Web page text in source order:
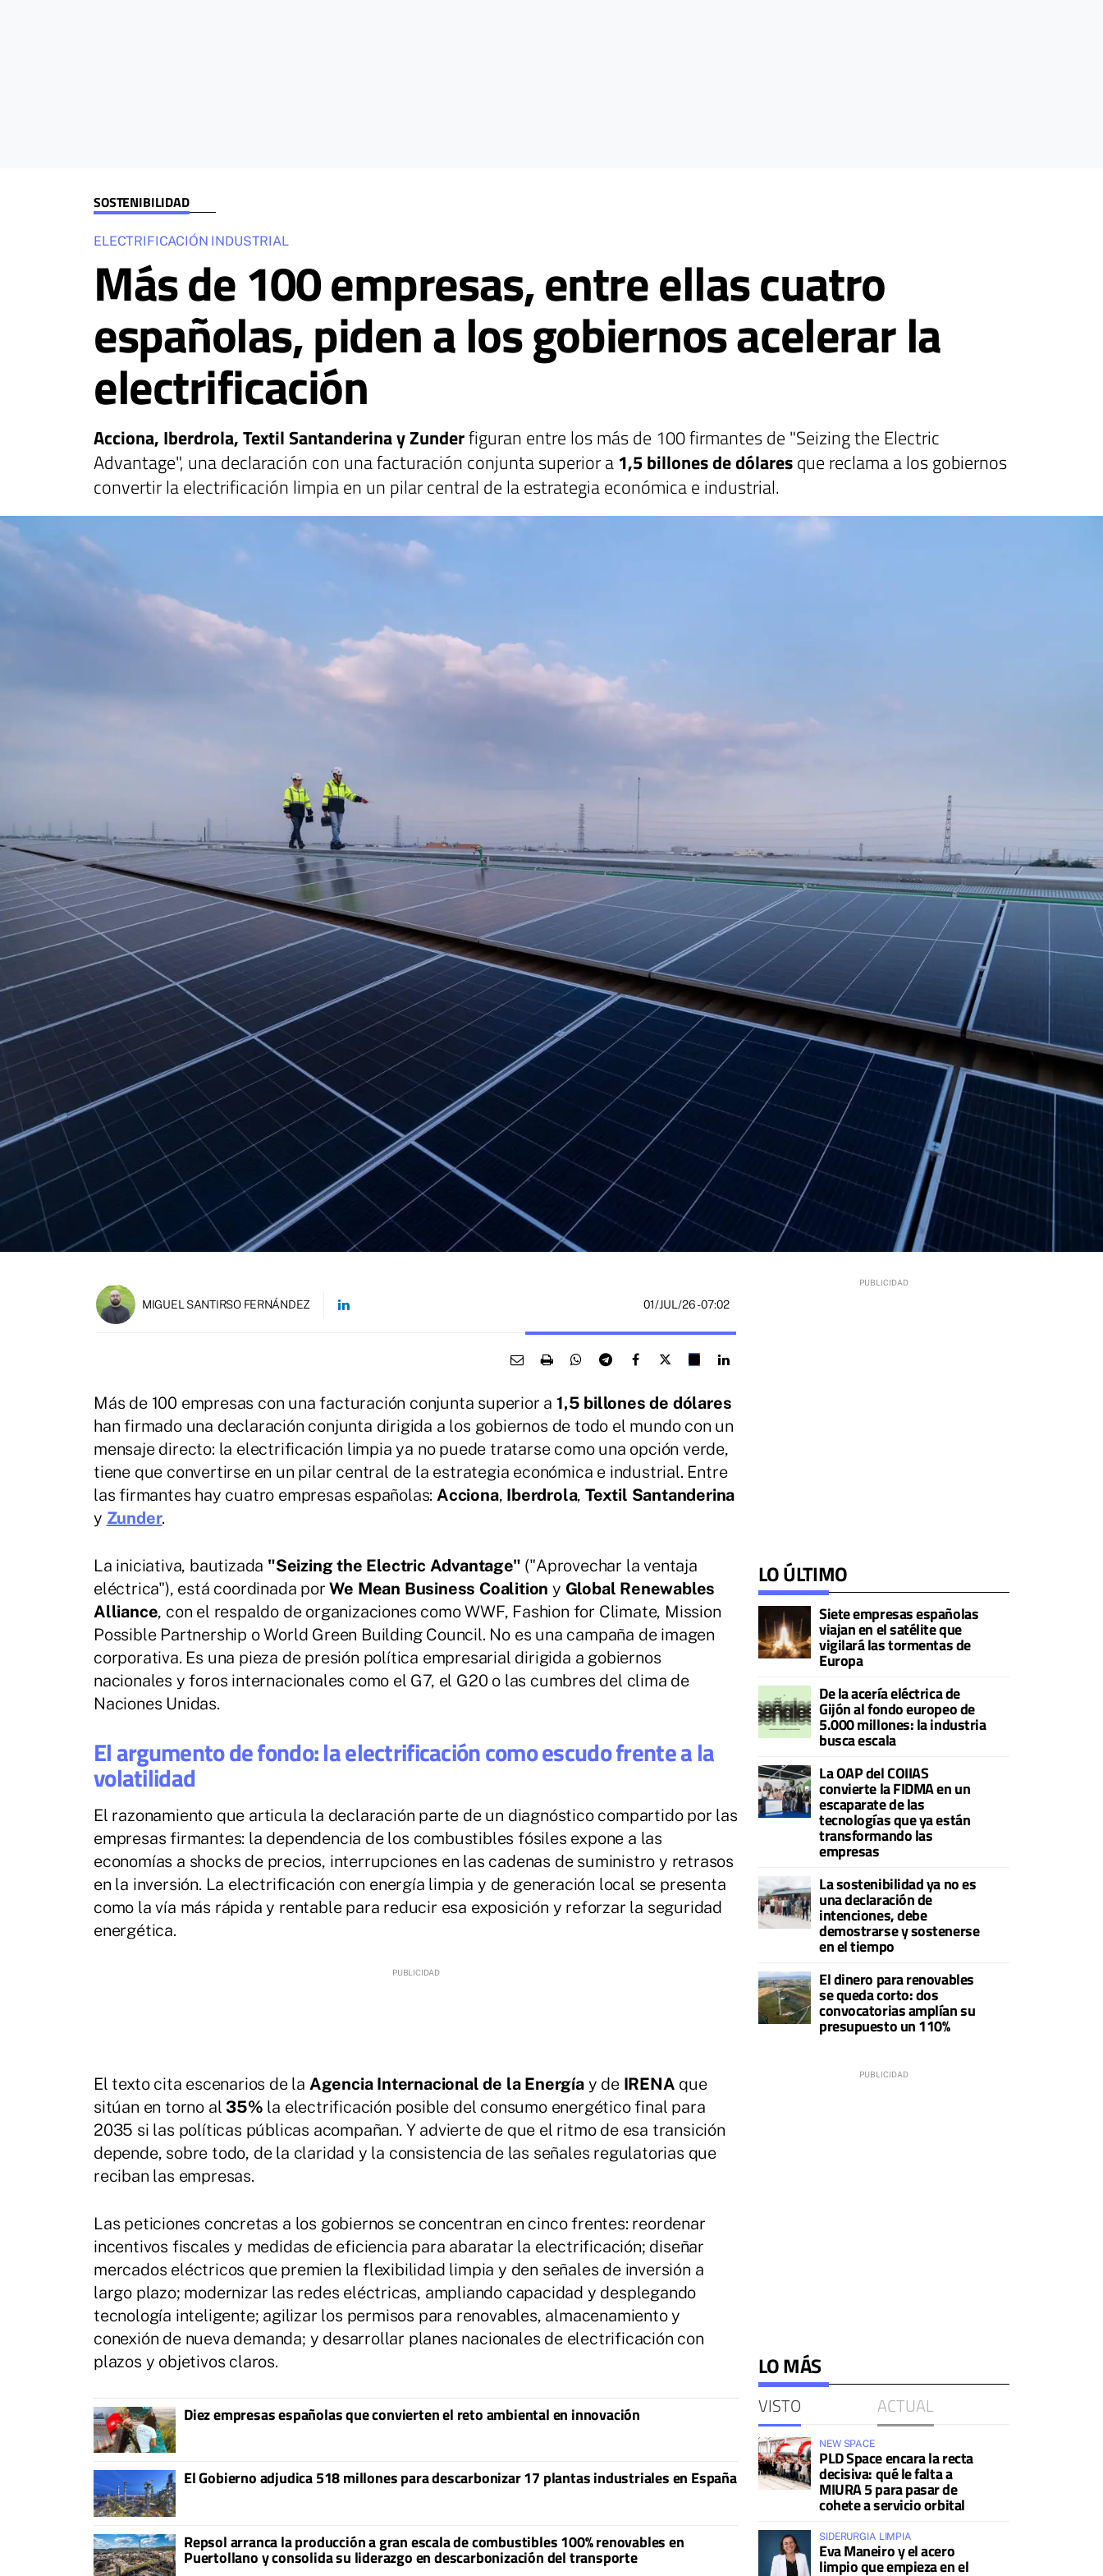
SOSTENIBILIDAD
ELECTRIFICACIÓN INDUSTRIAL
Más de 100 empresas, entre ellas cuatro
españolas, piden a los gobiernos acelerar la
electrificación
Acciona, Iberdrola, Textil Santanderina y Zunderfiguran entre los más de 100 firmantes de "Seizing the Electric
Advantage", una declaración con una facturación conjunta superior a1,5 billones de dólaresque reclama a los gobiernos
convertir la electrificación limpia en un pilar central de la estrategia económica e industrial.
MIGUEL SANTIRSO FERNÁNDEZ 01/JUL/26- 07:02
Más de 100 empresas con una facturación conjunta superior a 1,5 billones de dólares
han firmado una declaración conjunta dirigida a los gobiernos de todo el mundo con un
mensaje directo: la electrificación limpia ya no puede tratarse como una opción verde,
tiene que convertirse en un pilar central de la estrategia económica e industrial. Entre
las firmantes hay cuatro empresas españolas: Acciona, Iberdrola,Textil Santanderina
y Zunder.
La iniciativa, bautizada "Seizing the Electric Advantage" ("Aprovechar la ventaja
eléctrica"), está coordinada porWe Mean Business Coalition y Global Renewables
Alliance, con el respaldo de organizaciones como WWF, Fashion for Climate, Mission
Possible Partnership o World Green Building Council. No es una campaña de imagen
corporativa. Es una pieza de presión política empresarial dirigida a gobiernos
nacionales y foros internacionales como el G7, el G20 o las cumbres del clima de
Naciones Unidas.
El argumento de fondo: la electrificación como escudo frente a la
volatilidad
El razonamiento que articula la declaración parte de un diagnóstico compartido por las
empresas firmantes: la dependencia de los combustibles fósiles expone a las
economías a shocks de precios, interrupciones en las cadenas de suministro y retrasos
en la inversión. La electrificación con energía limpia y de generación local se presenta
como la vía más rápida y rentable para reducir esa exposición y reforzar la seguridad
energética.
El texto cita escenarios de la Agencia Internacional de la Energíay de IRENA que
sitúan en torno al 35% la electrificación posible del consumo energético final para
2035 si las políticas públicas acompañan. Y advierte de que el ritmo de esa transición
depende, sobre todo, de la claridad y la consistencia de las señales regulatorias que
reciban las empresas.
Las peticiones concretas a los gobiernos se concentran en cinco frentes: reordenar
incentivos fiscales y medidas de eficiencia para abaratar la electrificación; diseñar
mercados eléctricos que premien la flexibilidad limpia y den señales de inversión a
largo plazo; modernizar las redes eléctricas, ampliando capacidad y desplegando
tecnología inteligente; agilizar los permisos para renovables, almacenamiento y
conexión de nueva demanda; y desarrollar planes nacionales de electrificación con
plazos y objetivos claros.
Diez empresas españolas que convierten el reto ambiental en innovación
El Gobierno adjudica 518 millones para descarbonizar 17 plantas industriales en España
Repsol arranca la producción a gran escala de combustibles 100% renovables en
Puertollano y consolida su liderazgo en descarbonización del transporte
LO ÚLTIMO
Siete empresas españolas
viajan en el satélite que
vigilará las tormentas de
Europa
De la acería eléctrica de
Gijón al fondo europeo de
5.000 millones: la industria
busca escala
La OAP del COIIAS
convierte la FIDMA en un
escaparate de las
tecnologías que ya están
transformando las
empresas
La sostenibilidad ya no es
una declaración de
intenciones, debe
demostrarse y sostenerse
en el tiempo
El dinero para renovables
se queda corto: dos
convocatorias amplían su
presupuesto un 110%
LO MÁS
VISTO ACTUAL
NEW SPACE
PLD Space encara la recta
decisiva: qué le falta a
MIURA 5 para pasar de
cohete a servicio orbital
SIDERURGIA LIMPIA
Eva Maneiro y el acero
limpio que empieza en el